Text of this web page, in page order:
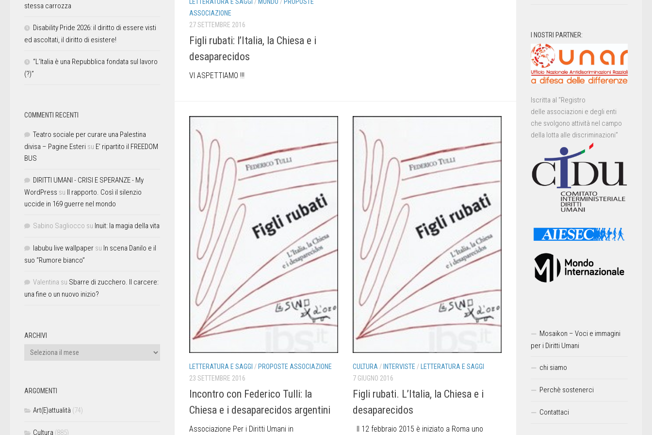
ASSOCIAZIONE
27 SETTEMBRE 2016
Figli rubati: l’Italia, la Chiesa e i
desaparecidos
VI ASPETTIAMO !!!
LETTERATURA E SAGGI / PROPOSTE ASSOCIAZIONE
23 SETTEMBRE 2016
Incontro con Federico Tulli: la
Chiesa e i desaparecidos argentini
Associazione Per i Diritti Umani in
CULTURA / INTERVISTE /
LETTERATURA E SAGGI
7 GIUGNO 2016
Figli rubati. L’Italia, la Chiesa e i
desaparecidos
Il 12 febbraio 2015 è iniziato a Roma uno
stessa carrozza
Disability Pride 2026: il diritto di essere visti
ed ascoltati, il diritto di esistere!
“L’Italia è una Repubblica fondata sul lavoro
(?)”
COMMENTI RECENTI
Teatro sociale per curare una Palestina
divisa – Pagine Esteri su E’ ripartito il FREEDOM
BUS
DIRITTI UMANI - CRISI E SPERANZE - My
WordPress su Il rapporto. Così il silenzio
uccide in 169 guerre nel mondo
Sabino Sagliocco su Inuit: la magia della vita
labubu live wallpaper su In scena Danilo e il
suo “Rumore bianco”
Valentina su Sbarre di zucchero. Il carcere:
una fine o un nuovo inizio?
ARCHIVI
ARGOMENTI
Art(E)attualità (74)
Cultura (885)
I NOSTRI PARTNER:
Iscritta al “Registro
delle associazioni e degli enti
che svolgono attività nel campo
della lotta alle discriminazioni”
Mosaikon – Voci e immagini
per i Diritti Umani
chi siamo
Perchè sostenerci
Contattaci